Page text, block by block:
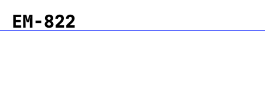
Новости
EM-822